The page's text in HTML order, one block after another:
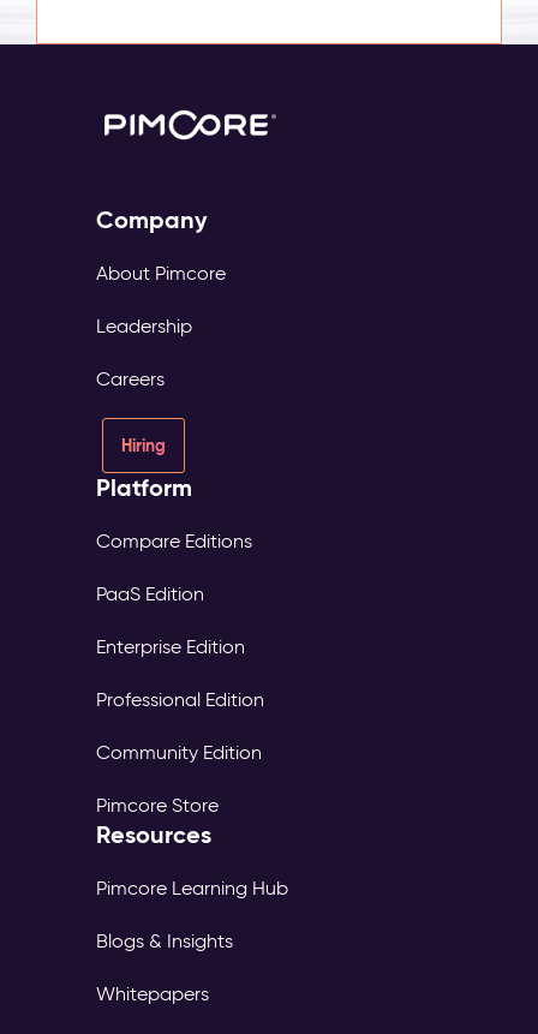
Company
About Pimcore
Leadership
Careers
Hiring
Platform
Compare Editions
PaaS Edition
Enterprise Edition
Professional Edition
Community Edition
Pimcore Store
Resources
Pimcore Learning Hub
Blogs & Insights
Whitepapers